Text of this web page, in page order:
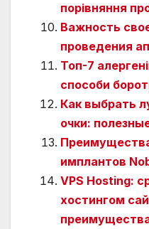
порівняння
Важность
проведения
Топ-7
способи
Как выбрать
очки:
имплантов
VPS Hosting:
хостингом